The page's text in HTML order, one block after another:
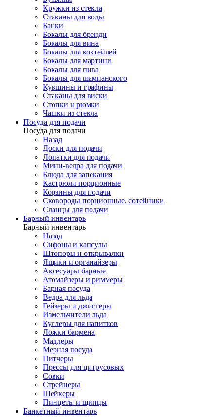
Кружки из стекла
Стаканы для воды
Банки
Бокалы для бренди
Бокалы для вина
Бокалы для коктейлей
Бокалы для мартини
Бокалы для пива
Бокалы для шампанского
Кувшины и графины
Стаканы для виски
Стопки и рюмки
Чашки из стекла
Посуда для подачи
Посуда для подачи
Назад
Доски для подачи
Лопатки для подачи
Мини-ведра для подачи
Блюда для запекания
Кастрюли порционные
Корзины для подачи
Сковороды порционные, сотейники
Сланцы для подачи
Барный инвентарь
Барный инвентарь
Назад
Сифоны и капсулы
Штопоры и открывалки
Ящики и органайзеры
Аксесуары барные
Атомайзеры и риммеры
Барная посуда
Ведра для льда
Гейзеры и джиггеры
Измельчители льда
Куллеры для напитков
Ложки бармена
Мадлеры
Мерная посуда
Питчеры
Прессы для цитрусовых
Совки
Стрейнеры
Шейкеры
Пинцеты и щипцы
Банкетный инвентарь